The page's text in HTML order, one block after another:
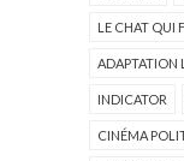
LE CHAT QUI
ADAPTATION
INDICATOR
CINÉMA